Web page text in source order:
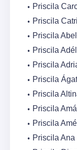
Priscila
Priscila
Priscila
Priscila
Priscila
Priscila
Priscila
Priscila
Priscila
Priscila Ana